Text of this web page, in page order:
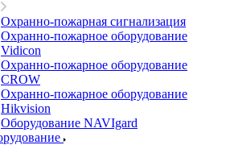
Охранно-пожарная сигнализация
Охранно-пожарное оборудование
Vidicon
Охранно-пожарное оборудование
CROW
Охранно-пожарное оборудование
Hikvision
Оборудование NAVIgard